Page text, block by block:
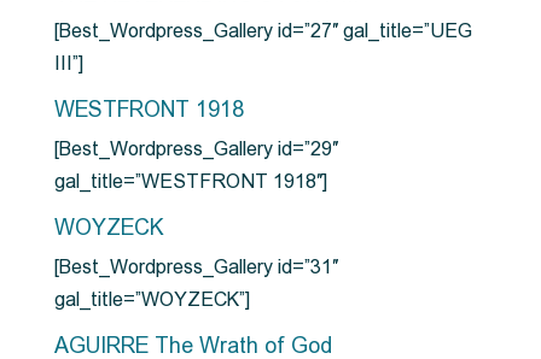
[Best_Wordpress_Gallery id=”27″ gal_title=”UEG
III”]
WESTFRONT 1918
[Best_Wordpress_Gallery id=”29″
gal_title=”WESTFRONT 1918″]
WOYZECK
[Best_Wordpress_Gallery id=”31″
gal_title=”WOYZECK”]
AGUIRRE The Wrath of God